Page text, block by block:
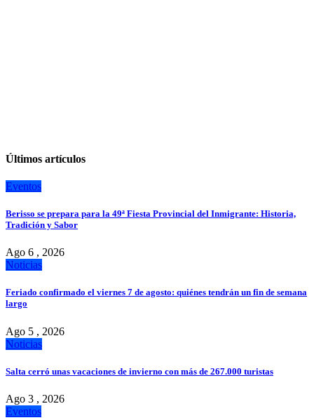
Últimos artículos
Eventos
Berisso se prepara para la 49ª Fiesta Provincial del Inmigrante: Historia,
Tradición y Sabor
Ago 6 , 2026
Noticias
Feriado confirmado el viernes 7 de agosto: quiénes tendrán un fin de semana
largo
Ago 5 , 2026
Noticias
Salta cerró unas vacaciones de invierno con más de 267.000 turistas
Ago 3 , 2026
Eventos